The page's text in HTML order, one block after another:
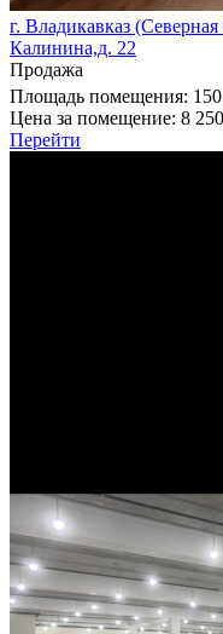
г. Владикавказ
Калинина,д. 22
Продажа
Площадь помещения:
Цена за помещение: 8
Перейти